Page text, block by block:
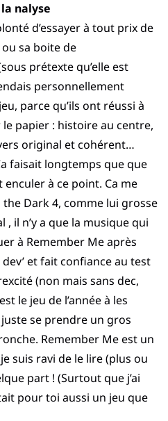
nalyse
d’essayer à tout prix de
sa boite de
prétexte qu’elle est
personnellement
parce qu’ils ont réussi à
papier : histoire au centre,
original et cohérent…
faisait longtemps que que
enculer à ce point. Ca me
Dark 4, comme lui grosse
il n’y a que la musique qui
à Remember Me après
et fait confiance au test
(non mais sans dec,
le jeu de l’année à les
juste se prendre un gros
Remember Me est un
suis ravi de le lire (plus ou
part ! (Surtout que j’ai
pour toi aussi un jeu que